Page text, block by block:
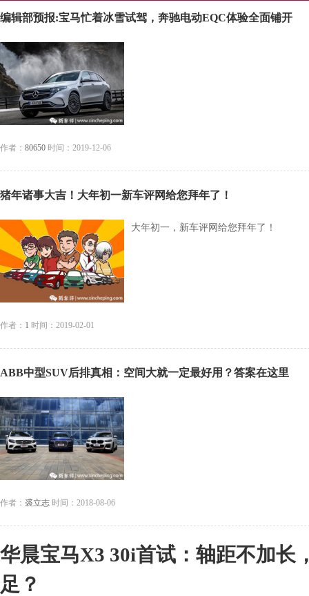
编辑部预报:宝马忙着冰雪试驾，奔驰电动EQC体验全面铺开
作者： 80650 时间：2019-12-06
猪年诸事大吉！大年初一新车评网给您拜年了！
大年初一，新车评网给您拜年了！
作者： 1 时间：2019-02-01
ABB中型SUV后排真相：空间大就一定最好用？答案在这里
作者： 裘立志 时间：2018-08-06
华晨宝马X3 30i首试：轴距不加长
足？